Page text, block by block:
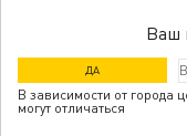
Ваш
ДА
В зависимости от города
могут отличаться
МОЖНО ЛИ
ГАЗОБЕТОНА?